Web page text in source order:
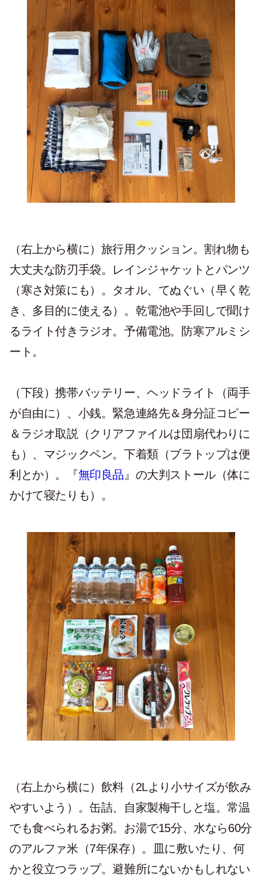
（右上から横に）旅行用クッション。割れ物も
大丈夫な防刃手袋。レインジャケットとパンツ
（寒さ対策にも）。タオル、てぬぐい（早く乾
き、多目的に使える）。乾電池や手回しで聞け
るライト付きラジオ。予備電池。防寒アルミシ
ート。
（下段）携帯バッテリー、ヘッドライト（両手
が自由に）、小銭。緊急連絡先＆身分証コピー
＆ラジオ取説（クリアファイルは団扇代わりに
も）、マジックペン。下着類（ブラトップは便
利とか）。『無印良品 』の大判ストール（体に
かけて寝たりも）。
（右上から横に）飲料（2Lより小サイズが飲み
やすいよう）。缶詰、自家製梅干しと塩。常温
でも食べられるお粥。お湯で15分、水なら60分
のアルファ米（7年保存）。皿に敷いたり、何
かと役立つラップ。避難所にないかもしれない